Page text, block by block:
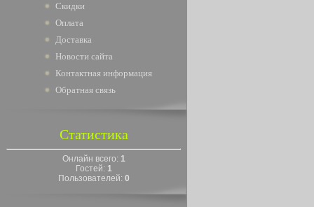
Скидки
Оплата
Доставка
Новости сайта
Контактная информация
Обратная связь
Статистика
Онлайн всего: 1
Гостей: 1
Пользователей: 0